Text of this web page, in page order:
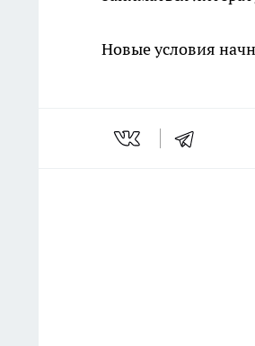
Новые условия